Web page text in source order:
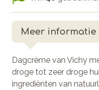
Meer informatie
Dagcrème van Vichy
droge tot zeer droge
ingrediënten van